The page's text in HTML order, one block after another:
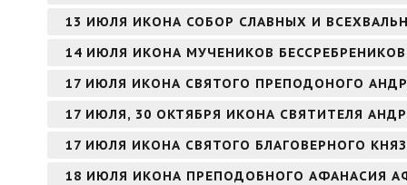
13 ИЮЛЯ ИКОНА СОБОР СЛАВНЫХ И
14 ИЮЛЯ ИКОНА МУЧЕНИКОВ
17 ИЮЛЯ ИКОНА СВЯТОГО ПРЕПОДОНОГО
17 ИЮЛЯ, 30 ОКТЯБРЯ ИКОНА СВЯТИТЕЛЯ
17 ИЮЛЯ ИКОНА СВЯТОГО БЛАГОВЕРНОГО
18 ИЮЛЯ ИКОНА ПРЕПОДОБНОГО АФАНАСИЯ